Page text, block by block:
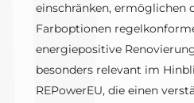
einschränken, ermöglichen
Farboptionen
energiepositive
besonders relevant im
REPowerEU, die einen